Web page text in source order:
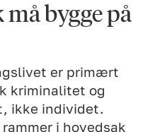
bygge på
er primært
kriminalitet og
ikke individet.
i hovedsak